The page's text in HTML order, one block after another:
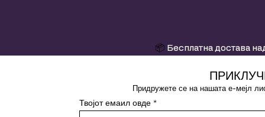
📦 Бесплатна достава
Придружете се на нашата е-мејл
Твојот емаил овде